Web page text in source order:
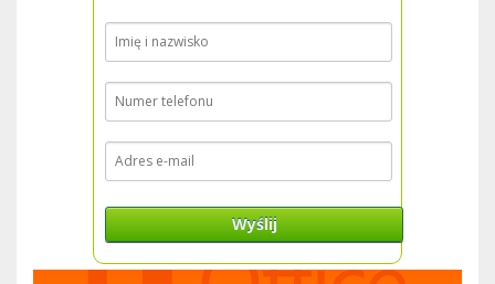
Wyślij